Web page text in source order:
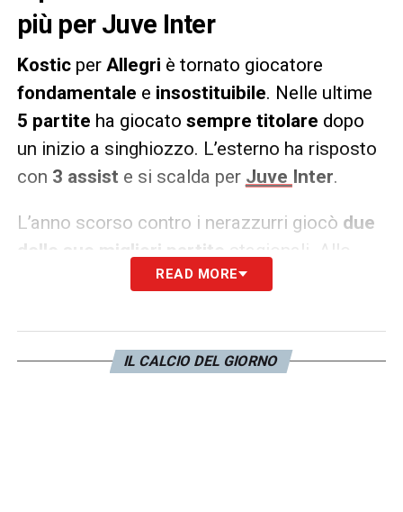
più per Juve Inter
Kostic per Allegri è tornato giocatore
fondamentale e insostituibile. Nelle ultime
5 partite ha giocato sempre titolare dopo
un inizio a singhiozzo. L’esterno ha risposto
con 3 assist e si scalda per Juve Inter.
L’anno scorso contro i nerazzurri giocò due
delle sue migliori partite
stagionali. Allo
fece assist per i gol di
partita.
READ MORE
IL CALCIO DEL GIORNO